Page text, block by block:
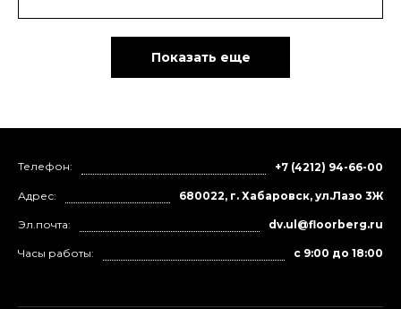
Показать еще
Телефон: +7 (4212) 94-66-00
Адрес: 680022, г. Хабаровск, ул.Лазо 3Ж
Эл.почта: dv.ul@floorberg.ru
Часы работы: с 9:00 до 18:00